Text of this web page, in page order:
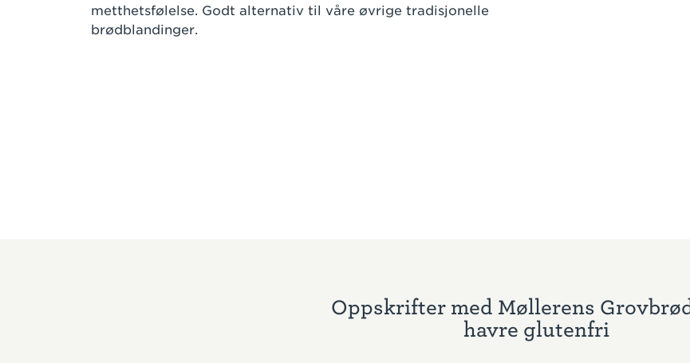
metthetsfølelse. Godt alternativ til våre øvrige tradisjonelle
brødblandinger.
Oppskrifter med Møllerens
havre glutenfri